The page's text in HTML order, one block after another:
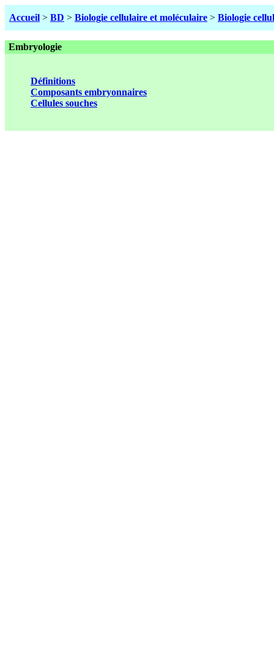
Accueil > BD > Biologie cellulaire et moléculaire > Biologie
Embryologie
Définitions
Composants embryonnaires
Cellules souches